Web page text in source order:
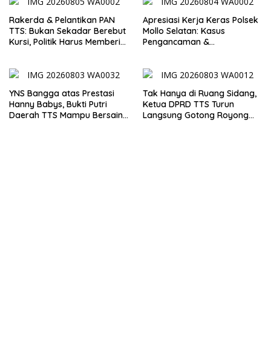
Rakerda & Pelantikan PAN
TTS: Bukan Sekadar Berebut
Kursi, Politik Harus Memberi
Apresiasi Kerja Keras Polsek
Mollo Selatan: Kasus
Pengancaman &
YNS Bangga atas Prestasi
Hanny Babys, Bukti Putri
Daerah TTS Mampu Bersaing
Tak Hanya di Ruang Sidang,
Ketua DPRD TTS Turun
Langsung Gotong Royong